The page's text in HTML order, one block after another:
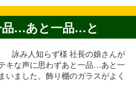
品…あと一品…と
詠み人知らず様 社長の娘さんが
キな声に思わずあと一品…あと一
ました。飾り棚のガラスがよく